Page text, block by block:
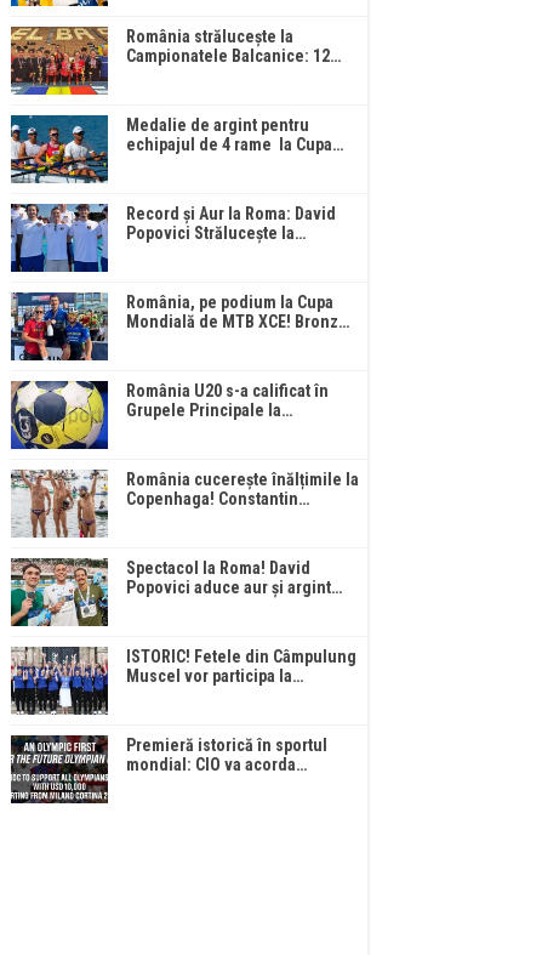
România strălucește la
Campionatele Balcanice: 12…
Medalie de argint pentru
echipajul de 4 rame la Cupa…
Record și Aur la Roma: David
Popovici Strălucește la…
România, pe podium la Cupa
Mondială de MTB XCE! Bronz…
România U20 s-a calificat în
Grupele Principale la…
România cucerește înălțimile la
Copenhaga! Constantin…
Spectacol la Roma! David
Popovici aduce aur și argint…
ISTORIC! Fetele din Câmpulung
Muscel vor participa la…
Premieră istorică în sportul
mondial: CIO va acorda…